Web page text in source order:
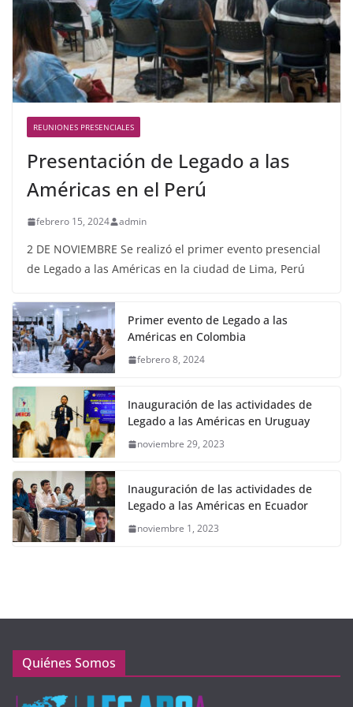
REUNIONES PRESENCIALES
Presentación de Legado a las
Américas en el Perú
febrero 15, 2024 admin
2 DE NOVIEMBRE Se realizó el primer evento presencial
de Legado a las Américas en la ciudad de Lima, Perú
Primer evento de Legado a las
Américas en Colombia
febrero 8, 2024
Inauguración de las actividades de
Legado a las Américas en Uruguay
noviembre 29, 2023
Inauguración de las actividades de
Legado a las Américas en Ecuador
noviembre 1, 2023
Quiénes Somos